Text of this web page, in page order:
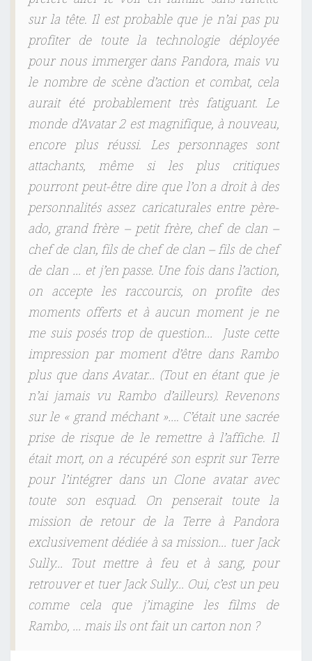
sur la tête. Il est probable que je n’ai pas pu
profiter de toute la technologie déployée
pour nous immerger dans Pandora, mais vu
le nombre de scène d’action et combat, cela
aurait été probablement très fatiguant. Le
monde d’Avatar 2 est magnifique, à nouveau,
encore plus réussi. Les personnages sont
attachants, même si les plus critiques
pourront peut-être dire que l’on a droit à des
personnalités assez caricaturales entre père-
ado, grand frère – petit frère, chef de clan –
chef de clan, fils de chef de clan – fils de chef
de clan … et j’en passe. Une fois dans l’action,
on accepte les raccourcis, on profite des
moments offerts et à aucun moment je ne
me suis posés trop de question… Juste cette
impression par moment d’être dans Rambo
plus que dans Avatar… (Tout en étant que je
n’ai jamais vu Rambo d’ailleurs). Revenons
sur le « grand méchant »…. C’était une sacrée
prise de risque de le remettre à l’affiche. Il
était mort, on a récupéré son esprit sur Terre
pour l’intégrer dans un Clone avatar avec
toute son esquad. On penserait toute la
mission de retour de la Terre à Pandora
exclusivement dédiée à sa mission… tuer Jack
Sully… Tout mettre à feu et à sang, pour
retrouver et tuer Jack Sully… Oui, c’est un peu
comme cela que j’imagine les films de
Rambo, … mais ils ont fait un carton non ?